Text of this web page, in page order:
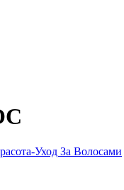
Уход За Волосами